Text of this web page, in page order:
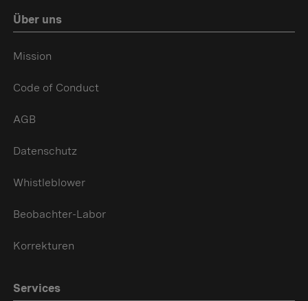
Über uns
Mission
Code of Conduct
AGB
Datenschutz
Whistleblower
Beobachter-Labor
Korrekturen
Services